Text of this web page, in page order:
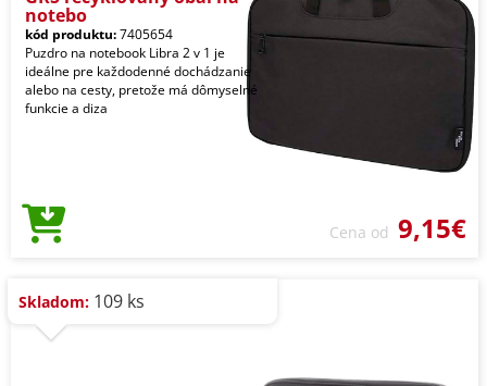
notebo
kód produktu:7405654
Puzdro na notebook Libra 2 v 1 je
ideálne pre každodenné dochádzanie
alebo na cesty, pretože má dômyselné
funkcie a diza
Cena od 9,15€
Skladom: 109 ks